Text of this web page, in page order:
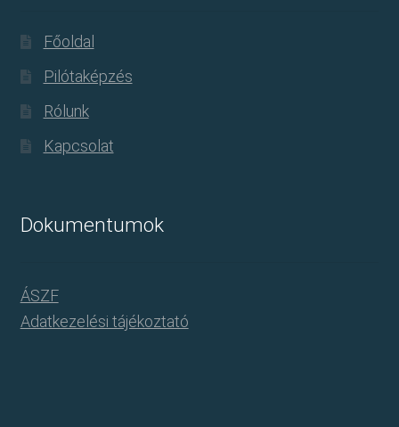
Főoldal
Pilótaképzés
Rólunk
Kapcsolat
Dokumentumok
ÁSZF
Adatkezelési tájékoztató